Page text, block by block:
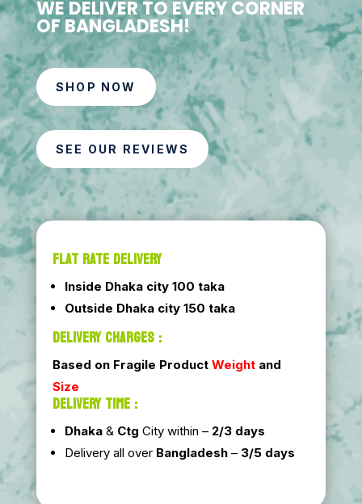
WE DELIVER TO EVERY CORNER
OF BANGLADESH!
SHOP NOW
SEE OUR REVIEWS
FLAT RATE DELIVERY
Inside Dhaka city 100 taka
Outside Dhaka city 150 taka
DELIVERY CHARGES :
Based on Fragile Product Weightand
Size
DELIVERY TIME :
Dhaka& Ctg City within – 2/3 days
Delivery all over Bangladesh– 3/5 days